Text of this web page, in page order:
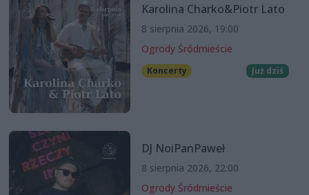
Karolina Charko&Piotr Lato
8 sierpnia 2026, 19:00
Ogrody Śródmieście
Koncerty Już dziś
DJ NoiPanPaweł
8 sierpnia 2026, 22:00
Ogrody Śródmieście